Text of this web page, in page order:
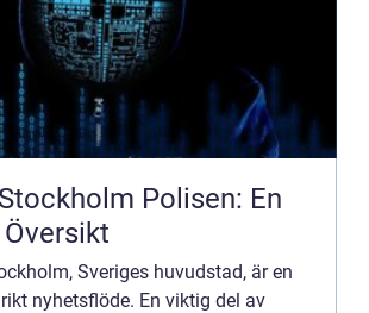
Polisen: En
Sveriges huvudstad, är en
nyhetsflöde. En viktig del av